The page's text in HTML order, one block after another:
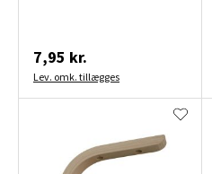
7,95 kr.
Lev. omk. tillægges